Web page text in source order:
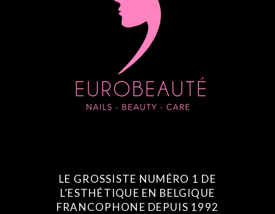
LE GROSSISTE NUMÉRO 1 DE
L’ESTHÉTIQUE EN BELGIQUE
FRANCOPHONE DEPUIS 1992